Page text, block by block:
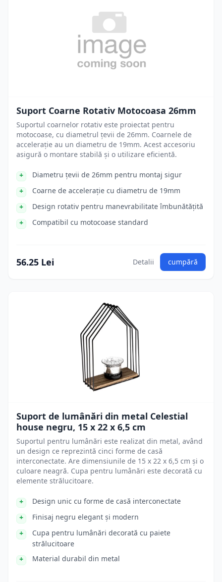
Suport Coarne Rotativ Motocoasa 26mm
Suportul coarnelor rotativ este proiectat pentru
motocoase, cu diametrul țevii de 26mm. Coarnele de
accelerație au un diametru de 19mm. Acest accesoriu
asigură o montare stabilă și o utilizare eficientă.
Diametru țevii de 26mm pentru montaj sigur
Coarne de accelerație cu diametru de 19mm
Design rotativ pentru manevrabilitate îmbunătățită
Compatibil cu motocoase standard
56.25 Lei Detalii cumpără
Suport de lumânări din metal Celestial
house negru, 15 x 22 x 6,5 cm
Suportul pentru lumânări este realizat din metal, având
un design ce reprezintă cinci forme de casă
interconectate. Are dimensiunile de 15 x 22 x 6,5 cm și o
culoare neagră. Cupa pentru lumânări este decorată cu
elemente strălucitoare.
Design unic cu forme de casă interconectate
Finisaj negru elegant și modern
Cupa pentru lumânări decorată cu paiete
strălucitoare
Material durabil din metal